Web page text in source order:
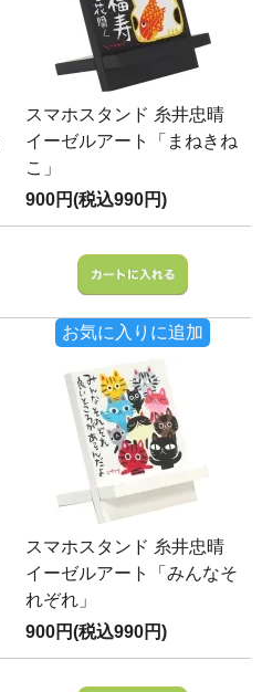
スマホスタンド 糸井忠晴
イーゼルアート「まねきね
こ」
900円(税込990円)
お気に入りに追加
スマホスタンド 糸井忠晴
イーゼルアート「みんなそ
れぞれ」
900円(税込990円)